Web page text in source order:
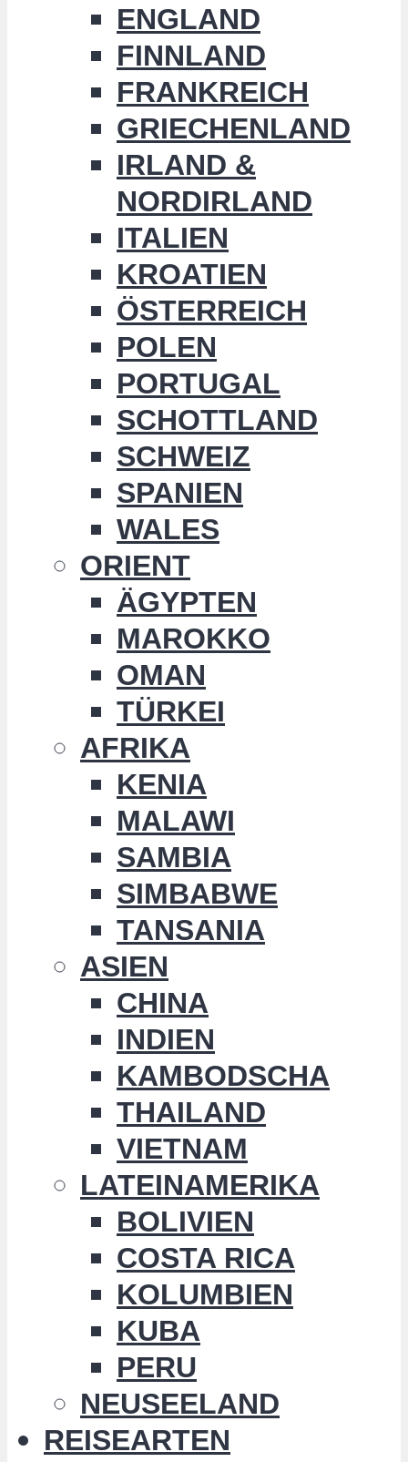
ENGLAND
FINNLAND
FRANKREICH
GRIECHENLAND
IRLAND &
NORDIRLAND
ITALIEN
KROATIEN
ÖSTERREICH
POLEN
PORTUGAL
SCHOTTLAND
SCHWEIZ
SPANIEN
WALES
ORIENT
ÄGYPTEN
MAROKKO
OMAN
TÜRKEI
AFRIKA
KENIA
MALAWI
SAMBIA
SIMBABWE
TANSANIA
ASIEN
CHINA
INDIEN
KAMBODSCHA
THAILAND
VIETNAM
LATEINAMERIKA
BOLIVIEN
COSTA RICA
KOLUMBIEN
KUBA
PERU
NEUSEELAND
REISEARTEN